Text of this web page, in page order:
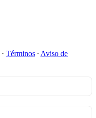
∙ Términos ∙ Aviso de